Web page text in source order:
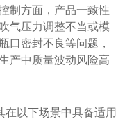
制方面，产品一致性
气压力调整不当或模
口密封不良等问题，
产中质量波动风险高
以下场景中具备适用